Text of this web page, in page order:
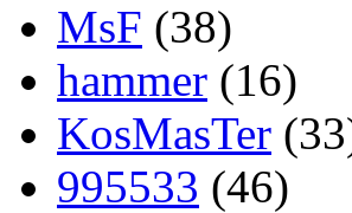
MsF (38)
hammer (16)
KosMasTer
995533 (46)